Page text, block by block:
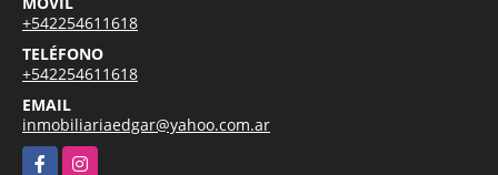
+542254611618
TELÉFONO
+542254611618
EMAIL
inmobiliariaedgar@yahoo.com.ar
FacebookInstagram